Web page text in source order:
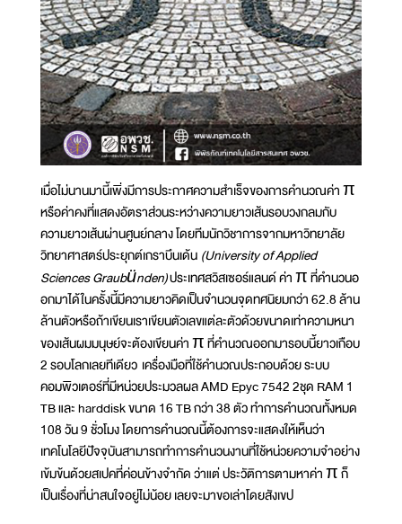
เมื่อไม่นานมานี้เพิ่งมีการประกาศความสำเร็จของการคำนวณค่า π
หรือค่าคงที่แสดงอัตราส่วนระหว่างความยาวเส้นรอบวงกลมกับ
ความยาวเส้นผ่านศูนย์กลาง โดยทีมนักวิชาการจากมหาวิทยาลัย
วิทยาศาสตร์ประยุกต์เกราบึนเด้น (University of Applied
Sciences Graubünden)ประเทศสวิสเซอร์แลนด์ ค่า π ที่คำนวนอ
อกมาได้ในครั้งนี้มีความยาวคิดเป็นจำนวนจุดทศนิยมกว่า 62.8 ล้าน
ล้านตัวหรือถ้าเขียนเราเขียนตัวเลขแต่ละตัวด้วยขนาดเท่าความหนา
ของเส้นผมมนุษย์จะต้องเขียนค่า π ที่คำนวณออกมารอบนี้ยาวเกือบ
2 รอบโลกเลยทีเดียว เครื่องมือที่ใช้คำนวณประกอบด้วย ระบบ
คอมพิวเตอร์ที่มีหน่วยประมวลผล AMD Epyc 7542 2ชุด RAM 1
TB และ harddisk ขนาด 16 TB กว่า 38 ตัว ทำการคำนวณทั้งหมด
108 วัน 9 ชั่วโมง โดยการคำนวณนี้ต้องการจะแสดงให้เห็นว่า
เทคโนโลยีปัจจุบันสามารถทำการคำนวนงานที่ใช้หน่วยความจำอย่าง
เข้มข้นด้วยสเปคที่ค่อนข้างจำกัด ว่าแต่ ประวัติการตามหาค่า π ก็
เป็นเรื่องที่น่าสนใจอยู่ไม่น้อย เลยจะมาขอเล่าโดยสังเขป